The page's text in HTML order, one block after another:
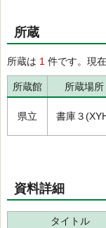
所蔵
所蔵は 1 件です。現
所蔵館 所蔵場所
県立 書庫３
資料詳細
タイトル